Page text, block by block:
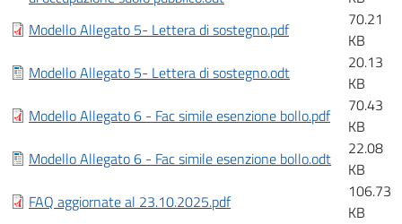
Modello Allegato 5- Lettera di sostegno.pdf
70.21
KB
Modello Allegato 5- Lettera di sostegno.odt
20.13
KB
Modello Allegato 6 - Fac simile esenzione bollo.pdf
70.43
KB
Modello Allegato 6 - Fac simile esenzione bollo.odt
22.08
KB
FAQ aggiornate al 23.10.2025.pdf
106.73
KB